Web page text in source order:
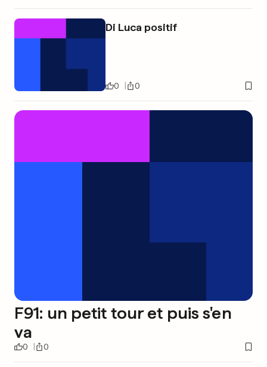
Di Luca positif
0 0
F91: un petit tour et puis s'en
va
0 0